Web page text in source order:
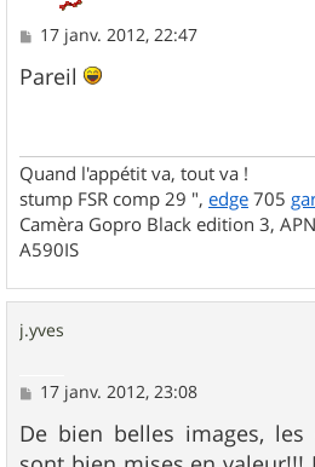
M
s
s
17 janv. 2012, 22:47
Pareil
Quand l'appétit va, tout va !
stump FSR comp 29 ", edge 705
Camèra Gopro Black edition 3,
A590IS
j.yves
M
s
s
17 janv. 2012, 23:08
De bien belles images,